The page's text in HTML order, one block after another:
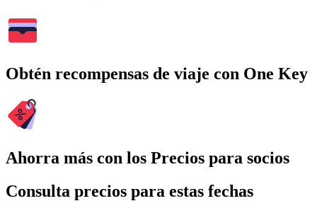
Obtén recompensas de viaje con One Key
Ahorra más con los Precios para socios
Consulta precios para estas fechas